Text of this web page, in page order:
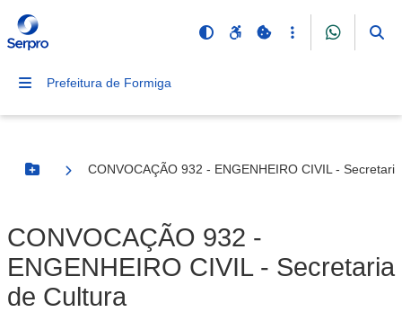
Prefeitura de Formiga
Botão Menu
CONVOCAÇÃO 932 - ENGENHEIRO CIVIL -
CONVOCAÇÃO 932 -
ENGENHEIRO CIVIL - Secretaria
de Cultura